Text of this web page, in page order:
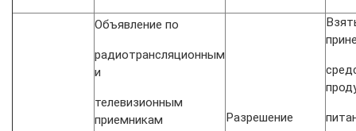
Объявление по
радиотрансляционным
и
телевизионным
приемникам
Разрешение